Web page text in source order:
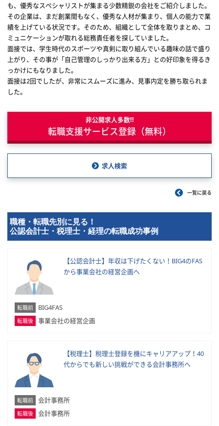
も、優秀なスペシャリストが集まる少数精鋭の会社をご紹介しました。
その企業は、まだ創業間もなく、優秀な人材が集まり、個人の能力で業
績を上げている状況です。そのため、組織として全体を取りまとめ、コ
ミュニケーションが取れる総務責任者を探していました。
面接では、学生時代のスポーツや真剣に取り組んでいる趣味の話で盛り
上がり、その事が「自己管理のしっかり出来る方」との好印象を得るき
っかけにもなりました。
面接は2回でしたが、非常にスムーズに進み、見事内定を勝ち取られま
した。
非公開求人多数!!
転職支援サービス登録（無料）
求人検索
一覧に戻る
職種・転職先別に見る！
公認会計士・税理士・経理の転職成功事例
【公認会計士】年収は下げたくない！BIG4のFAS
から事業会社の経営企画へ
転職前 BIG4FAS
転職後 事業会社の経営企画
【税理士】税理士登録を機にキャリアアップ！40
代からでも新しい挑戦ができる会計事務所へ
転職前 会計事務所
転職後 会計事務所